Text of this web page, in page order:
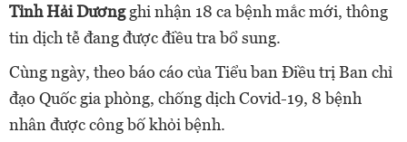
Tỉnh Hải Dươngghi nhận 18 ca bệnh mắc mới, thông
tin dịch tễ đang được điều tra bổ sung.
Cùng ngày, theo báo cáo của Tiểu ban Điều trị Ban chỉ
đạo Quốc gia phòng, chống dịch Covid-19, 8 bệnh
nhân được công bố khỏi bệnh.